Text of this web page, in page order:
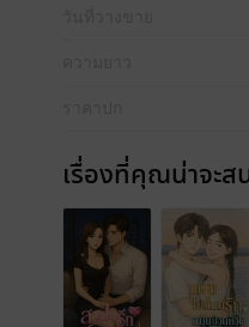
เรื่องที่คุณน่าจะส